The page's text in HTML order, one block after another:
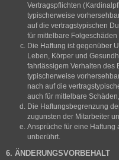
Vertragspflichten
typischerweise
auf die vertragstypischen
für mittelbare
Die Haftung ist gegenüber
Leben, Körper und
fahrlässigem Verhalten des
typischerweise
nach auf die
auch für mittelbare
Die Haftungsbegrenzung
zugunsten der Mitarbeiter
Ansprüche für eine
unberührt.
6. ÄNDERUNGSVORBEHALT